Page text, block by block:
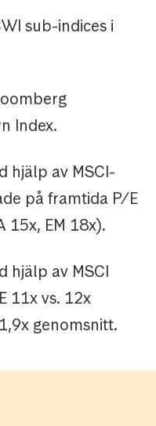
sub-indices i
Index.
hjälp av MSCI-
på framtida P/E
15x, EM 18x).
hjälp av MSCI
11x vs. 12x
genomsnitt.